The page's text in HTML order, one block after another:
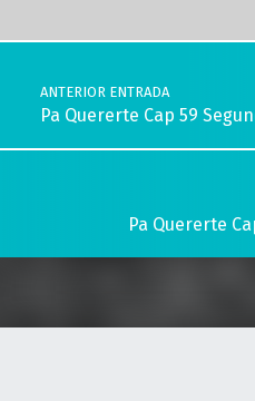
Navegación de entradas
ANTERIOR ENTRADA
Pa Quererte Cap 59
Pa Quererte